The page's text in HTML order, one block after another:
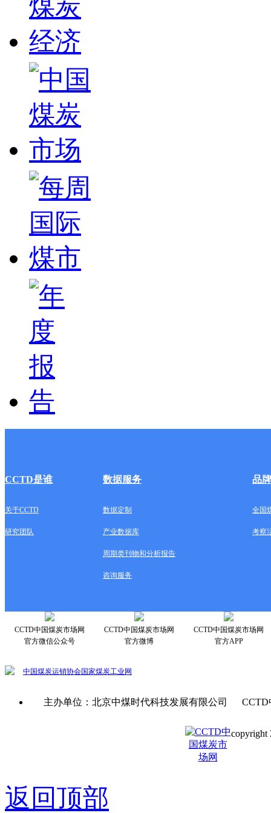
CCTD是谁 数据服务 品
关于CCTD 数据定制 全国
研究团队 产业数据库 考察
周期类刊物和分析报告
咨询服务
CCTD中国煤炭市场网
官方微信公众号
CCTD中国煤炭市场网
官方微博
CCTD中国煤炭市场网
官方APP
中国煤炭运销协会国家煤炭工业网
主办单位：北京中煤时代科技发展有限公司
copyright
返回顶部